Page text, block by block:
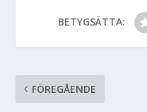
BETYGSÄTTA:
FÖREGÅENDE